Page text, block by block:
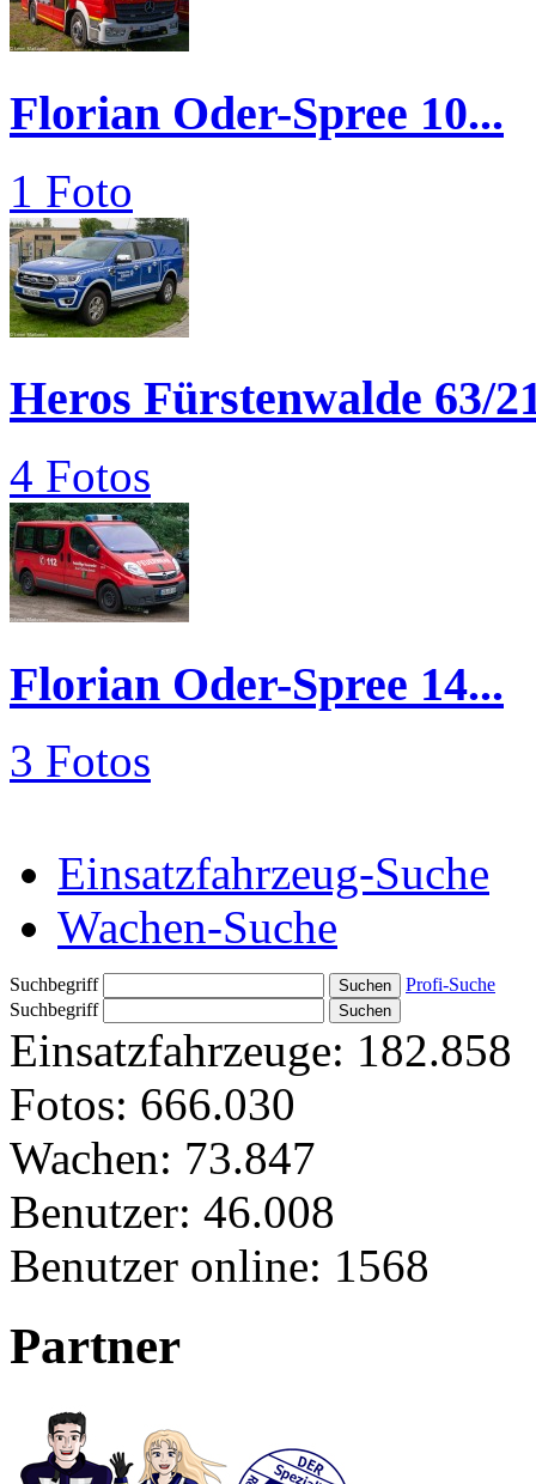
Florian Oder-Spree 10...
1 Foto
Heros Fürstenwalde 63/
4 Fotos
Florian Oder-Spree 14...
3 Fotos
Einsatzfahrzeug-Suche
Wachen-Suche
Suchbegriff
Profi-Suche
Suchbegriff
Einsatzfahrzeuge: 182.858
Fotos: 666.030
Wachen: 73.847
Benutzer: 46.008
Benutzer online: 1568
Partner